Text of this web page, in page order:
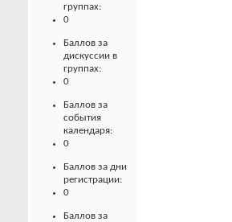
группах:
0
Баллов за
дискуссии в
группах:
0
Баллов за
события
календаря:
0
Баллов за дни
регистрации:
0
Баллов за